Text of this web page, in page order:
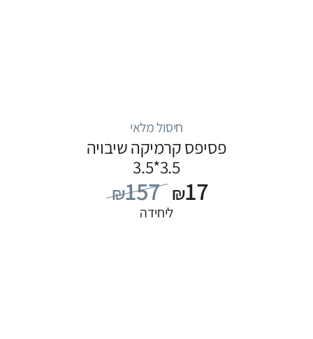
חיסול מלאי
פסיפס קרמיקה שיבויה
3.5*3.5
₪157 ₪17
ליחידה